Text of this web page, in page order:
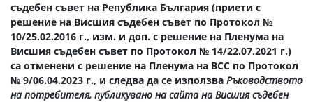
съдебен съвет на Република България (приети с
решение на Висшия съдебен съвет по Протокол №
10/25.02.2016 г., изм. и доп. с решение на Пленума на
Висшия съдебен съвет по Протокол № 14/22.07.2021 г.)
са отменени с решение на Пленума на ВСС по Протокол
№ 9/06.04.2023 г., и следва да се използва Ръководството
на потребителя, публикувано на сайта на Висшия съдебен